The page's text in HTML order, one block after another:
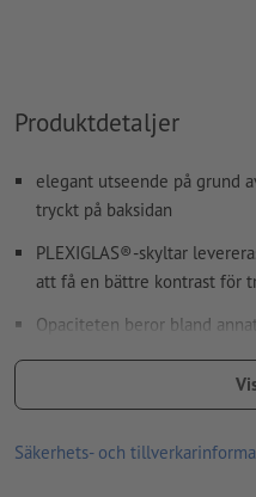
Produktdetaljer
elegant utseende på grund
tryckt på baksidan
PLEXIGLAS®-skyltar
att få en bättre kontrast för
Opaciteten beror bland
Rättvisa priser tack vare
tryckt i högklassigt
för användning inom- och
Säkerhets- och